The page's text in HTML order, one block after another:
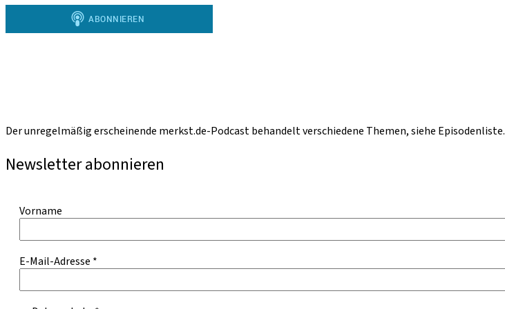
Der unregelmäßig erscheinende merkst.de-Podcast behandelt verschiedene Themen, siehe Episodenliste.
Newsletter abonnieren
Vorname
E-Mail-Adresse *